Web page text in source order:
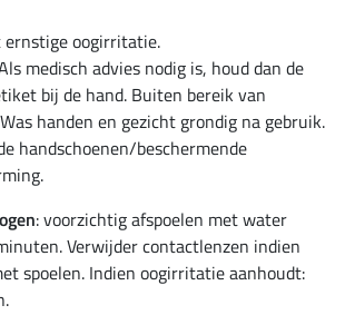
ernstige oogirritatie.
medisch advies nodig is, houd dan de
bij de hand. Buiten bereik van
handen en gezicht grondig na gebruik.
handschoenen/beschermende
: voorzichtig afspoelen met water
Verwijder contactlenzen indien
spoelen. Indien oogirritatie aanhoudt: